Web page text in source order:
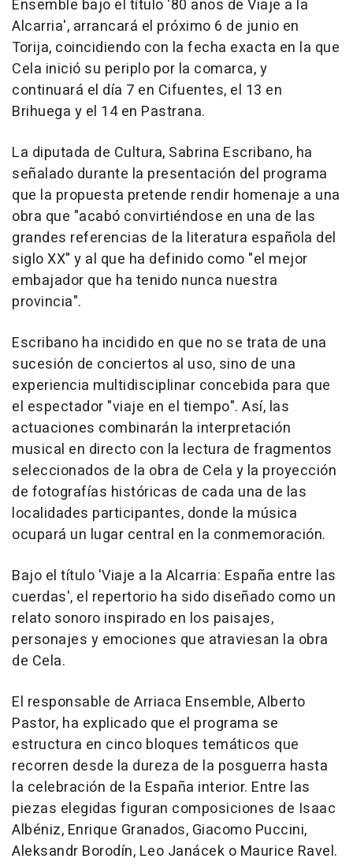
Ensemble bajo el título '80 años de Viaje a la
Alcarria', arrancará el próximo 6 de junio en
Torija, coincidiendo con la fecha exacta en la que
Cela inició su periplo por la comarca, y
continuará el día 7 en Cifuentes, el 13 en
Brihuega y el 14 en Pastrana.
La diputada de Cultura, Sabrina Escribano, ha
señalado durante la presentación del programa
que la propuesta pretende rendir homenaje a una
obra que "acabó convirtiéndose en una de las
grandes referencias de la literatura española del
siglo XX" y al que ha definido como "el mejor
embajador que ha tenido nunca nuestra
provincia".
Escribano ha incidido en que no se trata de una
sucesión de conciertos al uso, sino de una
experiencia multidisciplinar concebida para que
el espectador "viaje en el tiempo". Así, las
actuaciones combinarán la interpretación
musical en directo con la lectura de fragmentos
seleccionados de la obra de Cela y la proyección
de fotografías históricas de cada una de las
localidades participantes, donde la música
ocupará un lugar central en la conmemoración.
Bajo el título 'Viaje a la Alcarria: España entre las
cuerdas', el repertorio ha sido diseñado como un
relato sonoro inspirado en los paisajes,
personajes y emociones que atraviesan la obra
de Cela.
El responsable de Arriaca Ensemble, Alberto
Pastor, ha explicado que el programa se
estructura en cinco bloques temáticos que
recorren desde la dureza de la posguerra hasta
la celebración de la España interior. Entre las
piezas elegidas figuran composiciones de Isaac
Albéniz, Enrique Granados, Giacomo Puccini,
Aleksandr Borodín, Leo Janácek o Maurice Ravel.